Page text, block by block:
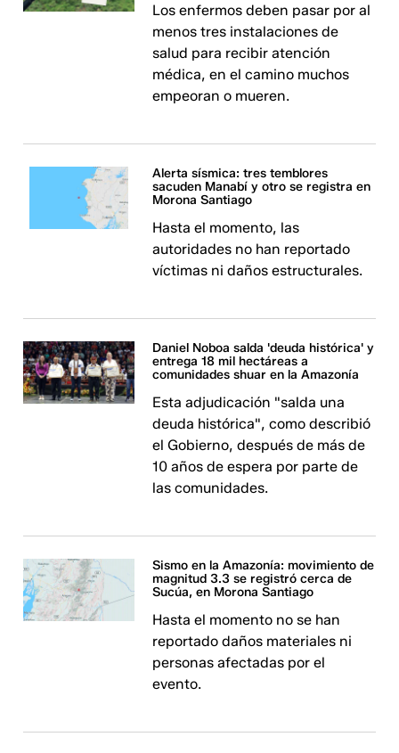
Los enfermos deben pasar por al
menos tres instalaciones de
salud para recibir atención
médica, en el camino muchos
empeoran o mueren.
Alerta sísmica: tres temblores
sacuden Manabí y otro se registra en
Morona Santiago
Hasta el momento, las
autoridades no han reportado
víctimas ni daños estructurales.
Daniel Noboa salda 'deuda histórica' y
entrega 18 mil hectáreas a
comunidades shuar en la Amazonía
Esta adjudicación "salda una
deuda histórica", como describió
el Gobierno, después de más de
10 años de espera por parte de
las comunidades.
Sismo en la Amazonía: movimiento de
magnitud 3.3 se registró cerca de
Sucúa, en Morona Santiago
Hasta el momento no se han
reportado daños materiales ni
personas afectadas por el
evento.